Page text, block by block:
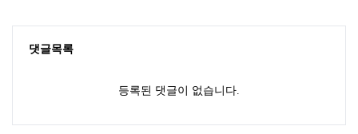
댓글목록
등록된 댓글이 없습니다.